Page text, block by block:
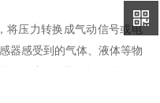
将压力转换成气动信号或电
器感受到的气体、液体等物
，以供给指示报警仪、记